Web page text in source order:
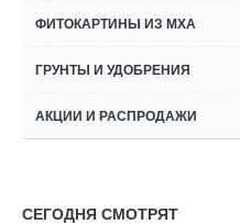
ФИТОКАРТИНЫ ИЗ МХА
ГРУНТЫ И УДОБРЕНИЯ
АКЦИИ И РАСПРОДАЖИ
СЕГОДНЯ СМОТРЯТ